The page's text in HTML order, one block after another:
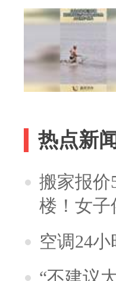
热点新闻
搬家报价
楼！女
空调24